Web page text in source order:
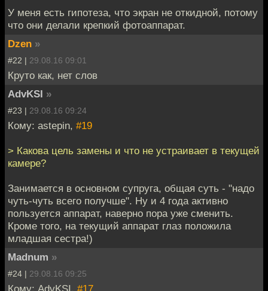
У меня есть гипотеза, что экран не откидной, потому
что они делали крепкий фотоаппарат.
Dzen »
#22 | 29.08.16 09:01
Круто как, нет слов
AdvKSI »
#23 | 29.08.16 09:24
Кому: astepin, #19
> Какова цель замены и что не устраивает в текущей
камере?
Занимается в основном супруга, общая суть - "надо
чуть-чуть всего получше". Ну и 4 года активно
пользуется аппарат, наверно пора уже сменить.
Кроме того, на текущий аппарат глаз положила
младшая сестра!)
Madnum »
#24 | 29.08.16 09:25
Кому: AdvKSI, #17